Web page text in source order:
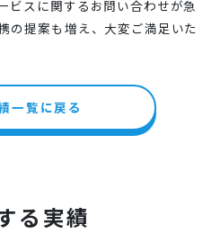
ビスに関するお問い合わせが急
の提案も増え、大変ご満足いた
一覧に戻る
る実績